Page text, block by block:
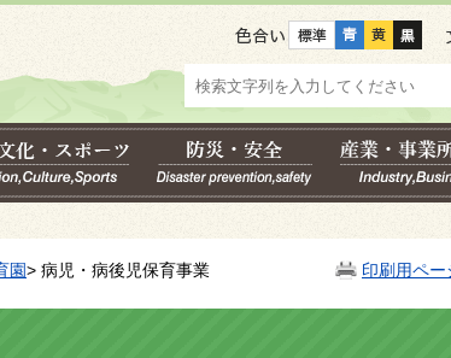
色合い
印刷用ペー
園> 病児・病後児保育事業